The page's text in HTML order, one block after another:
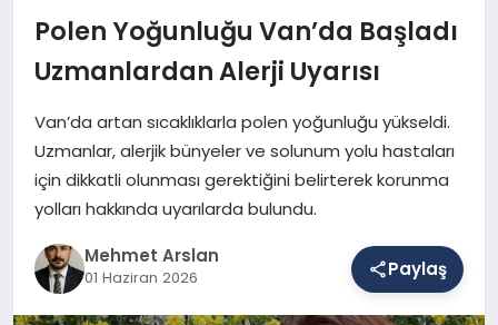
SPOR
MAGAZIN
SAĞLIK
Polen Yoğunluğu Van’da Başladı
Uzmanlardan Alerji Uyarısı
Van’da artan sıcaklıklarla polen yoğunluğu yükseldi.
Uzmanlar, alerjik bünyeler ve solunum yolu hastaları
için dikkatli olunması gerektiğini belirterek korunma
yolları hakkında uyarılarda bulundu.
Mehmet Arslan
01 Haziran 2026 Paylaş